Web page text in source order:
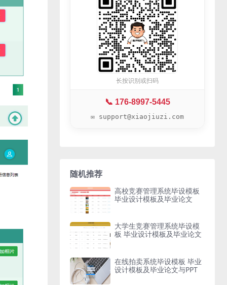
长按识别或扫码
📞 176-8997-5445
✉️ support@xiaojiuzi.com
随机推荐
高校竞赛管理系统毕设模板
毕业设计模板及毕业论文
大学生竞赛管理系统毕设模
板 毕业设计模板及毕业论文
在线拍卖系统毕设模板 毕业
设计模板及毕业论文与PPT